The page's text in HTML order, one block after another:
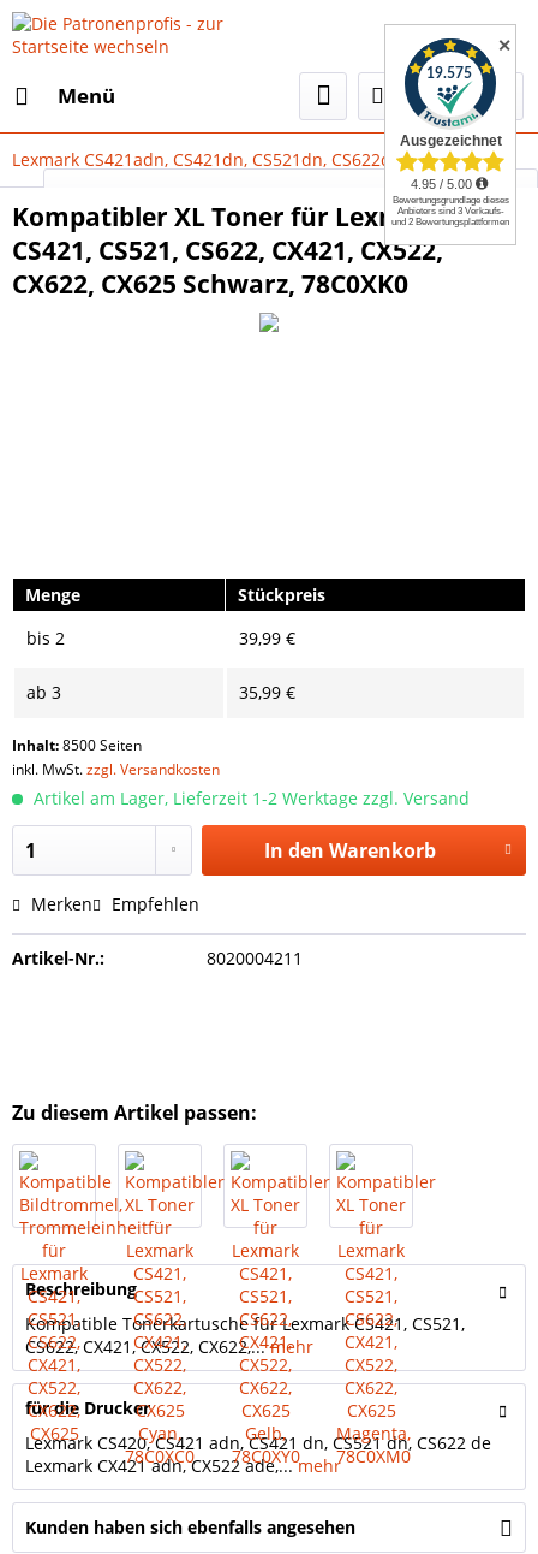
Menü
Select Language▼
Lexmark CS421adn, CS421dn, CS521dn, CS622de
Kompatibler XL Toner für Lexmark
CS421, CS521, CS622, CX421, CX522,
CX622, CX625 Schwarz, 78C0XK0
Menge
Stückpreis
bis 2 39,99 €
ab 3 35,99 €
Inhalt:8500 Seiten
inkl. MwSt.zzgl. Versandkosten
Artikel am Lager, Lieferzeit 1-2 Werktage zzgl. Versand
In den Warenkorb
Merken Empfehlen
Artikel-Nr.: 8020004211
Zu diesem Artikel passen:
Beschreibung
Kompatible Tonerkartusche für Lexmark CS421, CS521,
CS622, CX421, CX522, CX622,...mehr
für die Drucker
Lexmark CS420, CS421 adn, CS421 dn, CS521 dn, CS622 de
Lexmark CX421 adn, CX522 ade,...mehr
Kunden haben sich ebenfalls angesehen
✕